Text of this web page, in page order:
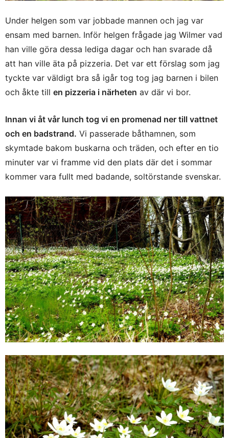
Under helgen som var jobbade mannen och jag var
ensam med barnen. Inför helgen frågade jag Wilmer vad
han ville göra dessa lediga dagar och han svarade då
att han ville äta på pizzeria. Det var ett förslag som jag
tyckte var väldigt bra så igår tog tog jag barnen i bilen
och åkte till en pizzeria i närheten av där vi bor.
Innan vi åt vår lunch tog vi en promenad ner till vattnet
och en badstrand. Vi passerade båthamnen, som
skymtade bakom buskarna och träden, och efter en tio
minuter var vi framme vid den plats där det i sommar
kommer vara fullt med badande, soltörstande svenskar.